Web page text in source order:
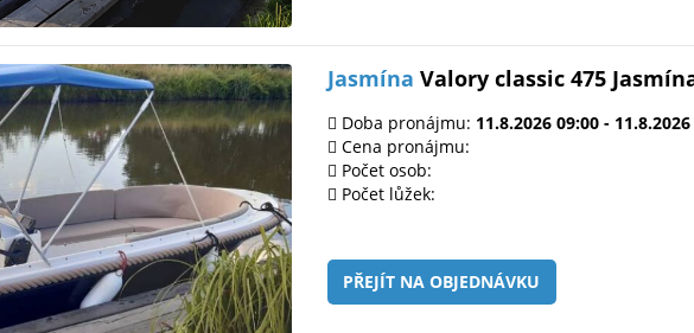
Jasmína Valory classic 475
Doba pronájmu: 11.8.2026 09:00 -
Cena pronájmu:
Počet osob:
Počet lůžek:
PŘEJÍT NA OBJEDNÁVKU